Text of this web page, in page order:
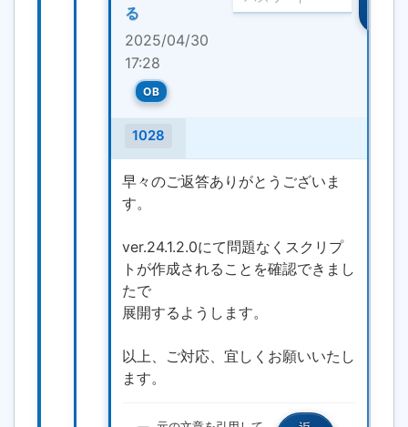
る
2025/04/30
17:28
OB
1028
早々のご返答ありがとうございま
す。
ver.24.1.2.0にて問題なくスクリプ
トが作成されることを確認できまし
たで
展開するようします。
以上、ご対応、宜しくお願いいたし
ます。